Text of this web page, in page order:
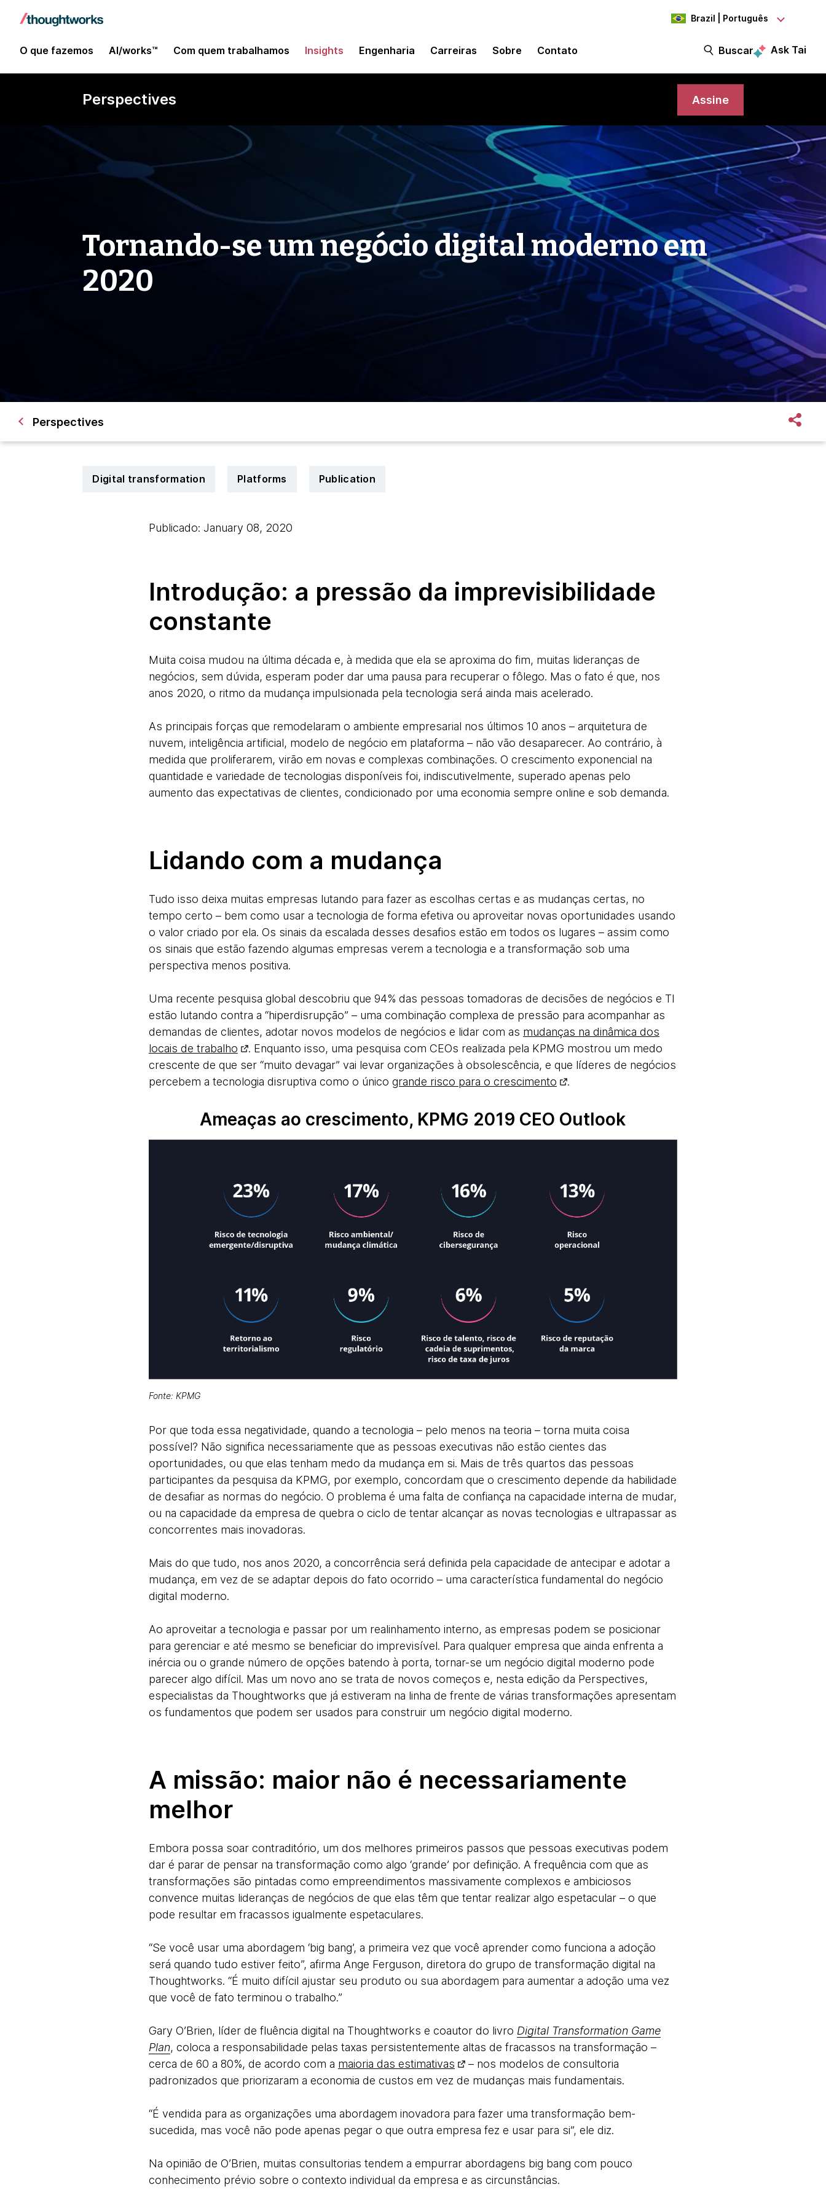
Brazil | Português
O que fazemos AI/works™ Com quem trabalhamos Insights Engenharia Carreiras Sobre Contato Buscar Ask Tai
Perspectives Assine
Tornando-se um negócio digital moderno em
2020
Perspectives
Digital transformation Platforms Publication
Publicado: January 08, 2020
Introdução: a pressão da imprevisibilidade
constante
Muita coisa mudou na última década e, à medida que ela se aproxima do fim, muitas lideranças de
negócios, sem dúvida, esperam poder dar uma pausa para recuperar o fôlego. Mas o fato é que, nos
anos 2020, o ritmo da mudança impulsionada pela tecnologia será ainda mais acelerado.
As principais forças que remodelaram o ambiente empresarial nos últimos 10 anos – arquitetura de
nuvem, inteligência artificial, modelo de negócio em plataforma – não vão desaparecer. Ao contrário, à
medida que proliferarem, virão em novas e complexas combinações. O crescimento exponencial na
quantidade e variedade de tecnologias disponíveis foi, indiscutivelmente, superado apenas pelo
aumento das expectativas de clientes, condicionado por uma economia sempre online e sob demanda.
Lidando com a mudança
Tudo isso deixa muitas empresas lutando para fazer as escolhas certas e as mudanças certas, no
tempo certo – bem como usar a tecnologia de forma efetiva ou aproveitar novas oportunidades usando
o valor criado por ela. Os sinais da escalada desses desafios estão em todos os lugares – assim como
os sinais que estão fazendo algumas empresas verem a tecnologia e a transformação sob uma
perspectiva menos positiva.
Uma recente pesquisa global descobriu que 94% das pessoas tomadoras de decisões de negócios e TI
estão lutando contra a “hiperdisrupção” – uma combinação complexa de pressão para acompanhar as
demandas de clientes, adotar novos modelos de negócios e lidar com as mudanças na dinâmica dos
locais de trabalho
. Enquanto isso, uma pesquisa com CEOs realizada pela KPMG mostrou um medo
crescente de que ser “muito devagar” vai levar organizações à obsolescência, e que líderes de negócios
percebem a tecnologia disruptiva como o único grande risco para o crescimento .
Ameaças ao crescimento, KPMG 2019 CEO Outlook
Fonte: KPMG
Por que toda essa negatividade, quando a tecnologia – pelo menos na teoria – torna muita coisa
possível? Não significa necessariamente que as pessoas executivas não estão cientes das
oportunidades, ou que elas tenham medo da mudança em si. Mais de três quartos das pessoas
participantes da pesquisa da KPMG, por exemplo, concordam que o crescimento depende da habilidade
de desafiar as normas do negócio. O problema é uma falta de confiança na capacidade interna de mudar,
ou na capacidade da empresa de quebra o ciclo de tentar alcançar as novas tecnologias e ultrapassar as
concorrentes mais inovadoras.
Mais do que tudo, nos anos 2020, a concorrência será definida pela capacidade de antecipar e adotar a
mudança, em vez de se adaptar depois do fato ocorrido – uma característica fundamental do negócio
digital moderno.
Ao aproveitar a tecnologia e passar por um realinhamento interno, as empresas podem se posicionar
para gerenciar e até mesmo se beneficiar do imprevisível. Para qualquer empresa que ainda enfrenta a
inércia ou o grande número de opções batendo à porta, tornar-se um negócio digital moderno pode
parecer algo difícil. Mas um novo ano se trata de novos começos e, nesta edição da Perspectives,
especialistas da Thoughtworks que já estiveram na linha de frente de várias transformações apresentam
os fundamentos que podem ser usados para construir um negócio digital moderno.
A missão: maior não é necessariamente
melhor
Embora possa soar contraditório, um dos melhores primeiros passos que pessoas executivas podem
dar é parar de pensar na transformação como algo ‘grande’ por definição. A frequência com que as
transformações são pintadas como empreendimentos massivamente complexos e ambiciosos
convence muitas lideranças de negócios de que elas têm que tentar realizar algo espetacular – o que
pode resultar em fracassos igualmente espetaculares.
“Se você usar uma abordagem ‘big bang’, a primeira vez que você aprender como funciona a adoção
será quando tudo estiver feito”, afirma Ange Ferguson, diretora do grupo de transformação digital na
Thoughtworks. “É muito difícil ajustar seu produto ou sua abordagem para aumentar a adoção uma vez
que você de fato terminou o trabalho.”
Gary O’Brien, líder de fluência digital na Thoughtworks e coautor do livro Digital Transformation Game
Plan, coloca a responsabilidade pelas taxas persistentemente altas de fracassos na transformação –
cerca de 60 a 80%, de acordo com a maioria das estimativas
– nos modelos de consultoria
padronizados que priorizaram a economia de custos em vez de mudanças mais fundamentais.
“É vendida para as organizações uma abordagem inovadora para fazer uma transformação bem-
sucedida, mas você não pode apenas pegar o que outra empresa fez e usar para si”, ele diz.
Na opinião de O’Brien, muitas consultorias tendem a empurrar abordagens big bang com pouco
conhecimento prévio sobre o contexto individual da empresa e as circunstâncias.